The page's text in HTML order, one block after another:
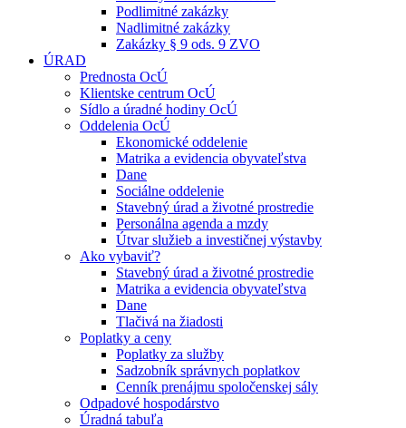
Podlimitné zakázky
Nadlimitné zakázky
Zakázky § 9 ods. 9 ZVO
ÚRAD
Prednosta OcÚ
Klientske centrum OcÚ
Sídlo a úradné hodiny OcÚ
Oddelenia OcÚ
Ekonomické oddelenie
Matrika a evidencia obyvateľstva
Dane
Sociálne oddelenie
Stavebný úrad a životné prostredie
Personálna agenda a mzdy
Útvar služieb a investičnej výstavby
Ako vybaviť?
Stavebný úrad a životné prostredie
Matrika a evidencia obyvateľstva
Dane
Tlačivá na žiadosti
Poplatky a ceny
Poplatky za služby
Sadzobník správnych poplatkov
Cenník prenájmu spoločenskej sály
Odpadové hospodárstvo
Úradná tabuľa